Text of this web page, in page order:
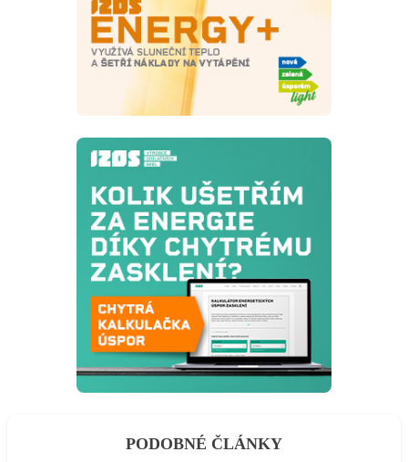
PODOBNÉ ČLÁNKY